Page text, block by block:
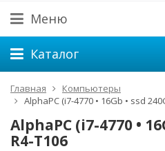
Меню
Каталог
Главная
Компьютеры
AlphaPC (i7-4770 • 16Gb • ssd
AlphaPC (i7-4770 •
R4-T106